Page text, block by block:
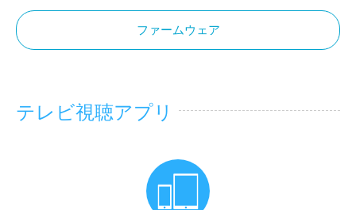
ファームウェア
テレビ視聴アプリ